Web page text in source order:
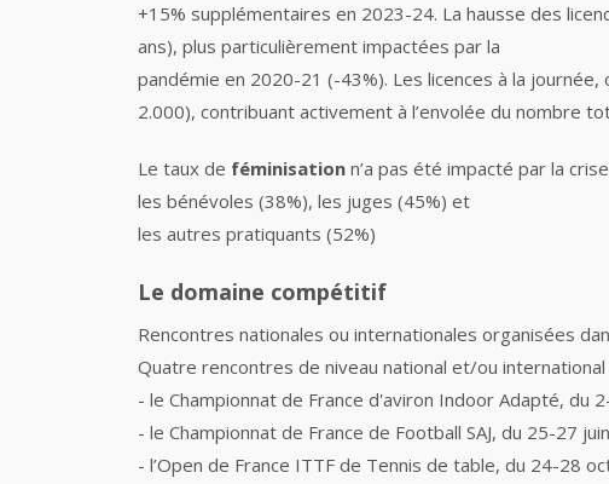
+15% supplémentaires en 2023-24. La hausse des
ans), plus particulièrement impactées par la
pandémie en 2020-21 (-43%). Les licences à la
2.000), contribuant activement à l’envolée du nombre
Le taux de féminisation n’a pas été impacté par la
les bénévoles (38%), les juges (45%) et
les autres pratiquants (52%)
Le domaine compétitif
Rencontres nationales ou internationales organisées
Quatre rencontres de niveau national et/ou
- le Championnat de France d'aviron Indoor Adapté, du
- le Championnat de France de Football SAJ, du 25-27
- l’Open de France ITTF de Tennis de table, du 24-28